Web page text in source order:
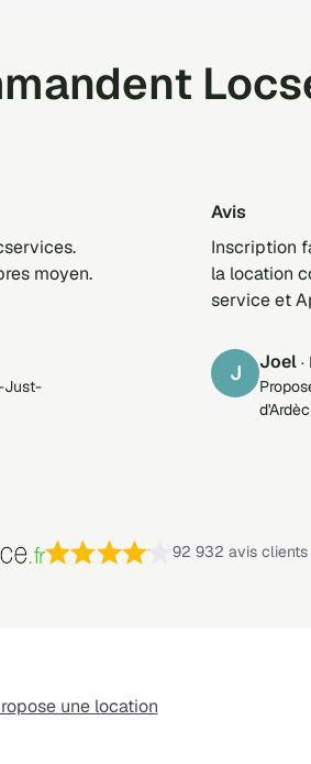
moyen.
Just-
Avis
Inscription
la location
service et
J Joel
Note : 4,1 sur 5 —
92 932 avis clients
une location